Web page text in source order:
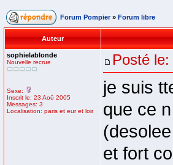
Forum Pompier » Forum libre
Auteur
sophielablonde
Nouvelle recrue
Sexe:
Inscrit le: 23 Aoû 2005
Messages: 3
Localisation: paris et eur et loir
Posté
je suis
que ce
et fort